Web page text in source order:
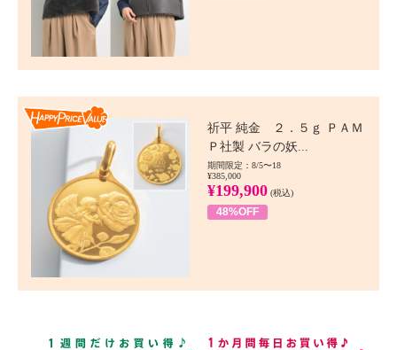
祈平 純金 ２．５ｇ ＰＡＭ
Ｐ社製 バラの妖...
期間限定：8/5〜18
¥385,000
¥199,900 (税込)
48%OFF